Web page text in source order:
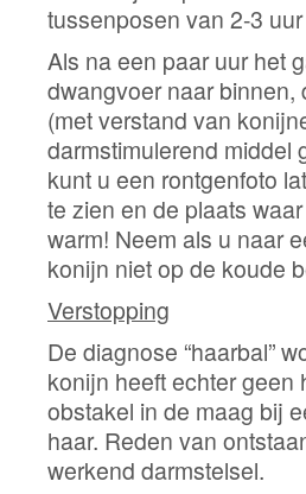
tussenposen van 2-3
Als na een paar uur het
dwangvoer naar
(met verstand van
darmstimulerend middel
kunt u een rontgenfoto
te zien en de plaats
warm! Neem als u naar
konijn niet op de koude
Verstopping
De diagnose “haarbal”
konijn heeft echter geen
obstakel in de maag bij
haar. Reden van
werkend darmstelsel.